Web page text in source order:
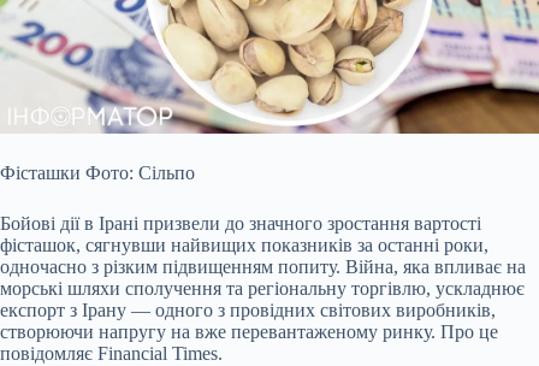
Фісташки Фото: Сільпо
Бойові дії в Ірані призвели до значного зростання вартості
фісташок, сягнувши найвищих показників за останні роки,
одночасно з різким підвищенням попиту. Війна, яка впливає на
морські шляхи сполучення та регіональну торгівлю, ускладнює
експорт з Ірану — одного з провідних світових виробників,
створюючи напругу на вже перевантаженому ринку. Про це
повідомляє Financial Times.